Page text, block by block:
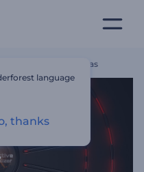
Com Luzes Reativas
language
thanks